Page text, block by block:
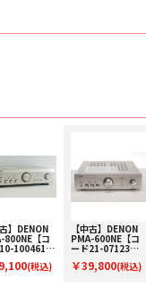
（4 Ω、 1 kHz、 THD+N 0.7
W（4 Ω、 1 kHz、
）
）
ーダンス 200 mV / 30 kΩ
40 kHz（±3 dB）
4 Ω 、 IHF-A）
1 kHz、 5 W、 4 Ω ）
ーダンス 2.5 mV/47 kΩ
古】DENON
800NE【コ
100461】
(税込)
【中古】DENON
PMA-600NE【コ
ード21-07123】
￥39,800(税込)